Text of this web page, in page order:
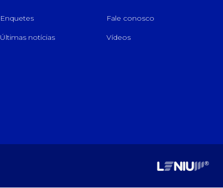
Enquetes Fale conosco
Últimas notícias Vídeos